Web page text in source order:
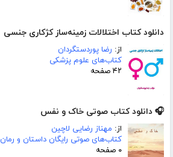
دانلود کتاب اختلالات زمینه‌ساز کژکاری جنسی
از: رضا پوردستگردان
کتاب‌های علوم پزشکی
۴۲ صفحه
🎧 دانلود کتاب صوتی خاک و نفس
از: مهناز رضایی لاچین
کتاب‌های صوتی رایگان داستان و رمان
۰ صفحه